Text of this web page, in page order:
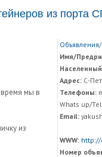
из порта
мы в
из
Объявления/
Имя/
Адрес: С-
Телефоны:
Whats up/
Email:
WWW: http://
Номер